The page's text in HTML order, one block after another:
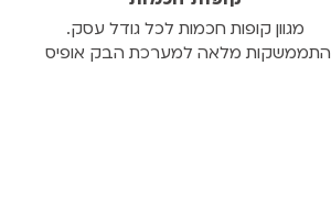
מגוון קופות חכמות לכל גודל עסק.
התממשקות מלאה למערכת הבק אופיס